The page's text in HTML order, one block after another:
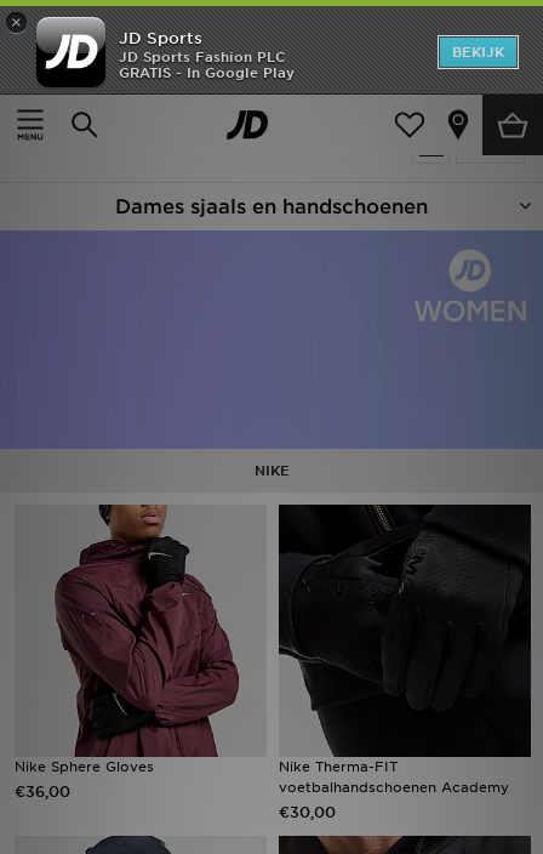
×
JD Sports
JD Sports Fashion PLC
GRATIS - In Google Play
BEKIJK
Thuis
Vrouwen Damesaccessoires Sjaals & Handschoenen
Producten 14
Dames sjaals en handschoenen
NIKE
Nike Sphere Gloves
€36,00
Nike Therma-FIT
voetbalhandschoenen Academy
€30,00
New In
Heren
Download de app
Winkel Zoeken
Bestelling Traceren
Mijn JD
Klantenservice